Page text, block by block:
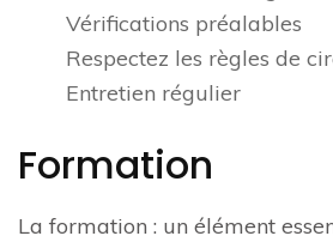
Vérifications préalables
Respectez les règles de
Entretien régulier
Formation
La formation : un élément